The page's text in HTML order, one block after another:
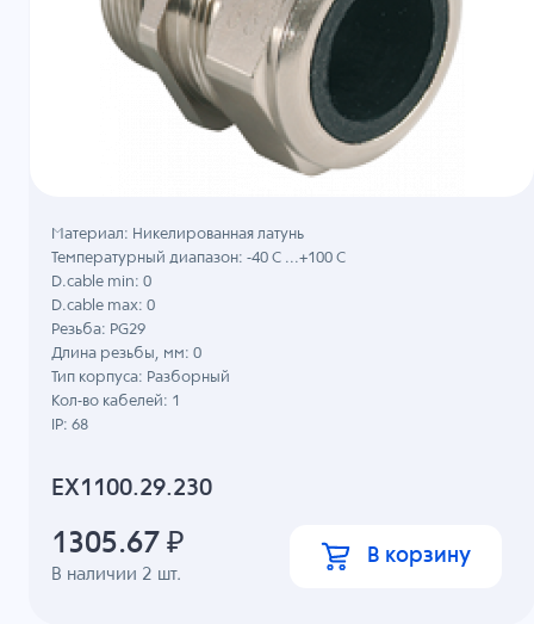
EX1100.29.230
В наличии 2 шт.
Материал: Никелированная латунь
Температурный диапазон: -40 C ...+100 C
D.cable min: 0
D.cable max: 0
Резьба: PG29
Длина резьбы, мм: 0
Тип корпуса: Разборный
Кол-во кабелей: 1
IP: 68
1305.67 ₽ В корзину